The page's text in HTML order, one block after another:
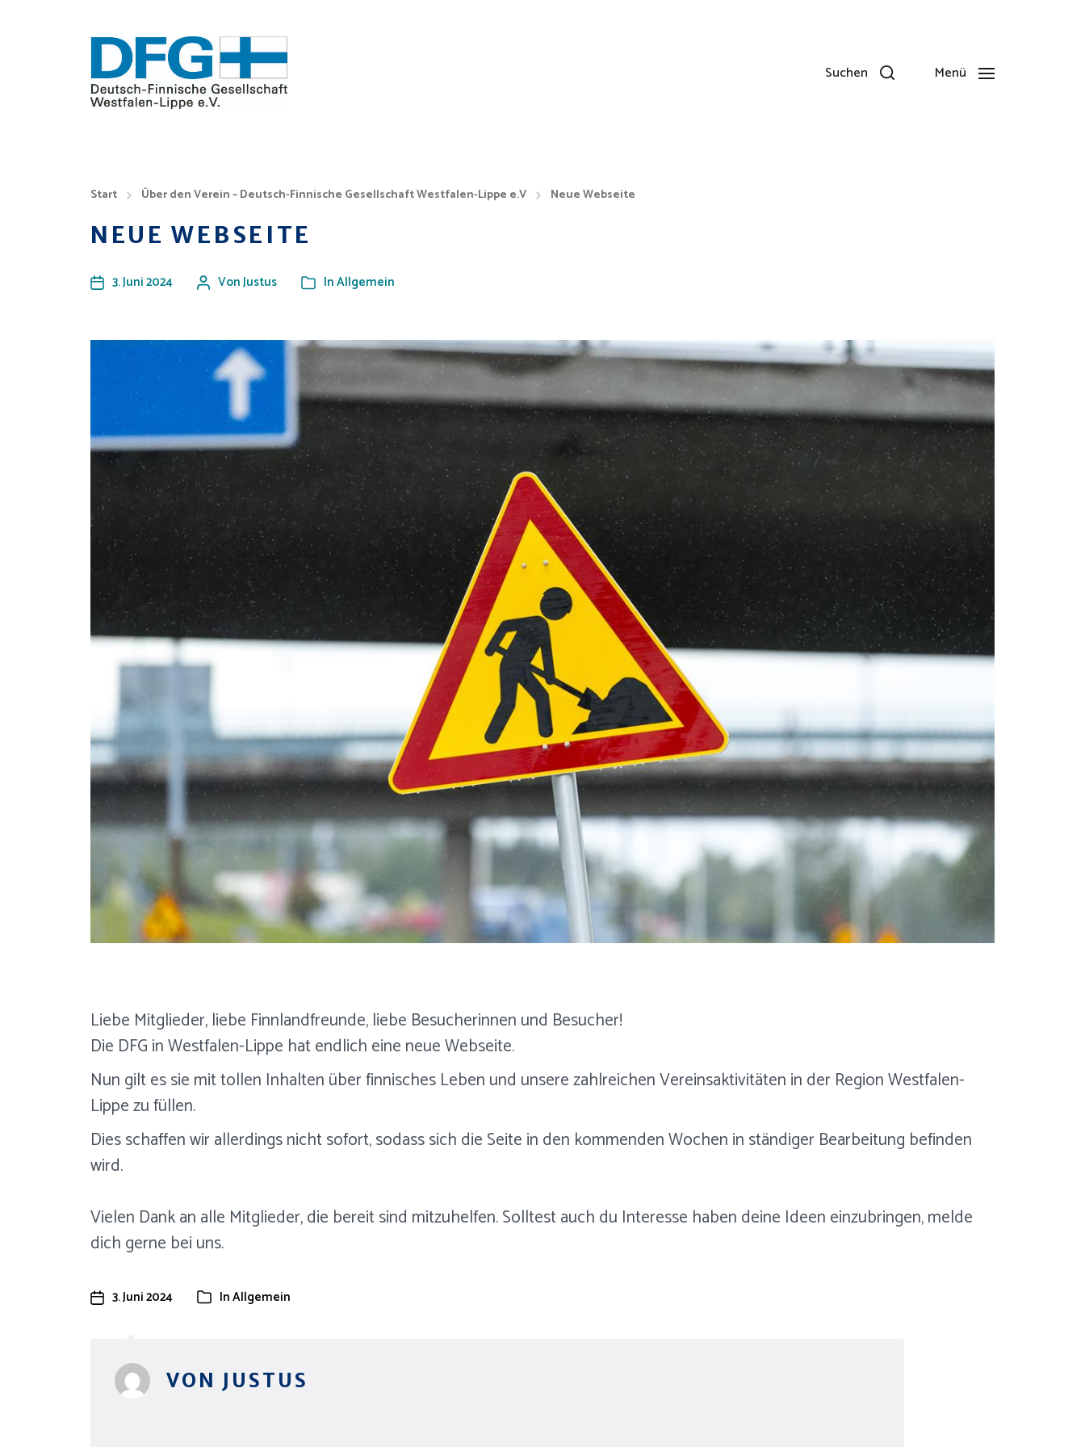
Suchen Menü
Start Über den Verein – Deutsch-Finnische Gesellschaft Westfalen-Lippe e.V Neue Webseite
NEUE WEBSEITE
3. Juni 2024 VonJustus InAllgemein
Liebe Mitglieder, liebe Finnlandfreunde, liebe Besucherinnen und Besucher!
Die DFG in Westfalen-Lippe hat endlich eine neue Webseite.
Nun gilt es sie mit tollen Inhalten über finnisches Leben und unsere zahlreichen Vereinsaktivitäten in der Region Westfalen-
Lippe zu füllen.
Dies schaffen wir allerdings nicht sofort, sodass sich die Seite in den kommenden Wochen in ständiger Bearbeitung befinden
wird.
Vielen Dank an alle Mitglieder, die bereit sind mitzuhelfen. Solltest auch du Interesse haben deine Ideen einzubringen, melde
dich gerne bei uns.
3. Juni 2024 InAllgemein
VON JUSTUS